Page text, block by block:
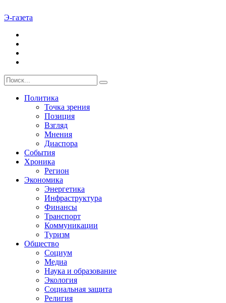
Э-газета
Политика
Точка зрения
Позиция
Взгляд
Мнения
Диаспора
События
Хроника
Регион
Экономика
Энергетика
Инфраструктура
Финансы
Транспорт
Коммуникации
Туризм
Общество
Социум
Медиа
Наука и образование
Экология
Социальная защита
Религия